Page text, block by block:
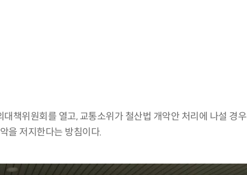
대책위원회를 열고,교통소위가 철산법 개악안 처리에 나설 경우
을 저지한다는 방침이다.